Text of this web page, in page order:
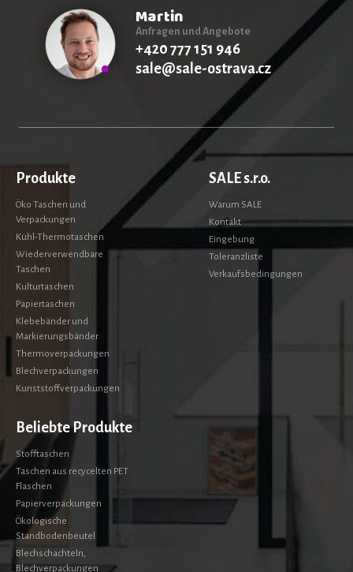
Martin
Anfragen und Angebote
+420 777 151 946
sale@sale-ostrava.cz
Produkte
Öko Taschen und
Verpackungen
Kühl-Thermotaschen
Wiederverwendbare
Taschen
Kulturtaschen
Papiertaschen
Klebebänder und
Markierungsbänder
Thermoverpackungen
Blechverpackungen
Kunststoffverpackungen
Beliebte Produkte
Stofftaschen
Taschen aus recycelten PET
Flaschen
Papierverpackungen
Ökologische
Standbodenbeutel
Blechschachteln,
Blechverpackungen
SALE s.r.o.
Warum SALE
Kontakt
Eingebung
Toleranzliste
Verkaufsbedingungen